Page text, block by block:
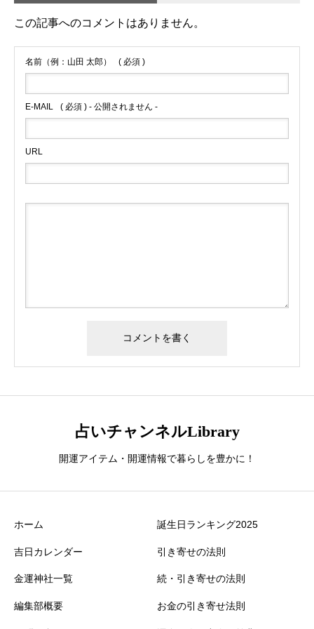
この記事へのコメントはありません。
名前（例：山田 太郎） ( 必須 )
E-MAIL ( 必須 ) - 公開されません -
URL
占いチャンネルLibrary
開運アイテム・開運情報で暮らしを豊かに！
ホーム
吉日カレンダー
金運神社一覧
編集部概要
誕生日ランキング2025
引き寄せの法則
続・引き寄せの法則
お金の引き寄せ法則